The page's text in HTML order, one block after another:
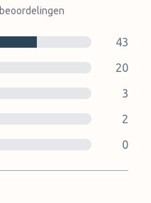
beoordelingen
43
20
3
2
0